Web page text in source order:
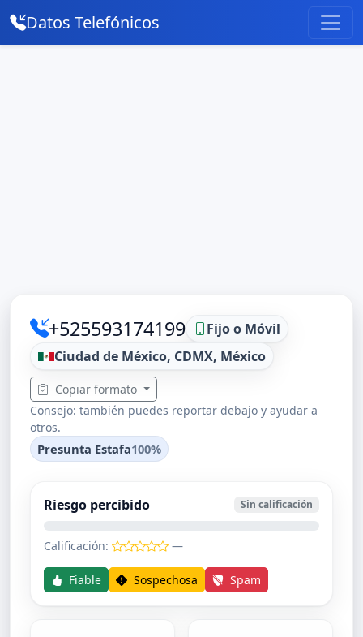
Datos Telefónicos
+525593174199
Fijo o Móvil
Ciudad de México, CDMX, México
Copiar formato
Consejo: también puedes reportar debajo y ayudar a
otros.
Presunta Estafa100%
Riesgo percibido Sin calificación
Calificación: —
Fiable Sospechosa Spam